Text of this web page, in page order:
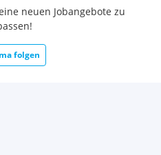
neuen Jobangebote zu
folgen